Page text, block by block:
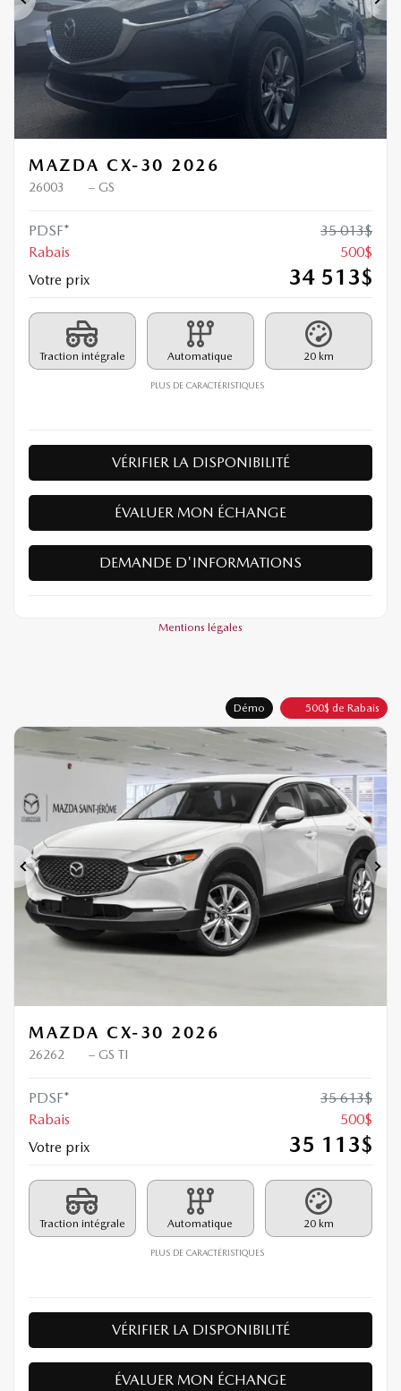
Précédent
MAZDA CX-30 2026
26003 – GS
PDSF* 35 013$
Rabais
500$
Votre prix
34 513$
Traction intégrale Automatique 20 km
PLUS DE CARACTÉRISTIQUES
VÉRIFIER LA DISPONIBILITÉ
ÉVALUER MON ÉCHANGE
DEMANDE D'INFORMATIONS
Mentions légales
Démo 500$ de Rabais
Précédent
MAZDA CX-30 2026
26262 – GS TI
PDSF* 35 613$
Rabais
500$
Votre prix
35 113$
Traction intégrale Automatique 20 km
PLUS DE CARACTÉRISTIQUES
VÉRIFIER LA DISPONIBILITÉ
ÉVALUER MON ÉCHANGE